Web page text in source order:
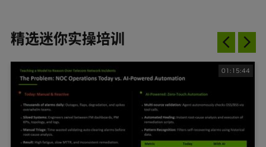
精选迷你实操培训
01:15:44